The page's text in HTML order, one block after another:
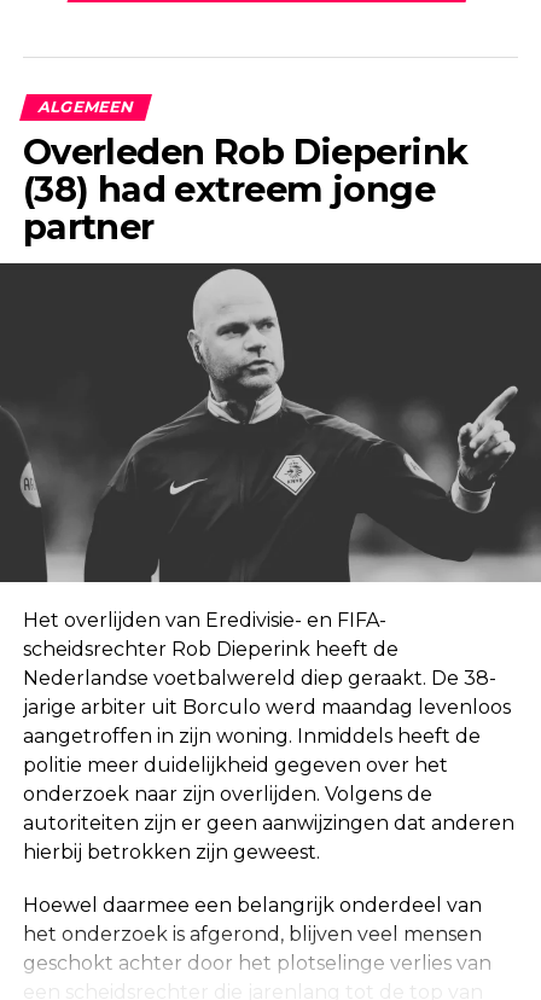
ALGEMEEN
Overleden Rob Dieperink
(38) had extreem jonge
partner
Het overlijden van Eredivisie- en FIFA-
scheidsrechter Rob Dieperink heeft de
Nederlandse voetbalwereld diep geraakt. De 38-
jarige arbiter uit Borculo werd maandag levenloos
aangetroffen in zijn woning. Inmiddels heeft de
politie meer duidelijkheid gegeven over het
onderzoek naar zijn overlijden. Volgens de
autoriteiten zijn er geen aanwijzingen dat anderen
hierbij betrokken zijn geweest.
Hoewel daarmee een belangrijk onderdeel van
het onderzoek is afgerond, blijven veel mensen
geschokt achter door het plotselinge verlies van
een scheidsrechter die jarenlang tot de top van